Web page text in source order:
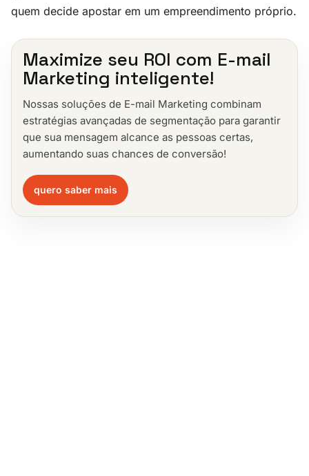
quem decide apostar em um empreendimento próprio.
Maximize seu ROI com E-mail
Marketing inteligente!
Nossas soluções de E-mail Marketing combinam
estratégias avançadas de segmentação para garantir
que sua mensagem alcance as pessoas certas,
aumentando suas chances de conversão!
quero saber mais